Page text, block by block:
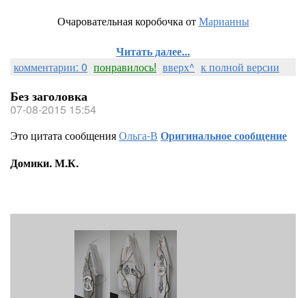
Очаровательная коробочка отМарианны
Читать далее...
комментарии: 0 понравилось! вверх^ к полной версии
Без заголовка
07-08-2015 15:54
Это цитата сообщенияОльга-В Оригинальное сообщение
Домики. М.К.